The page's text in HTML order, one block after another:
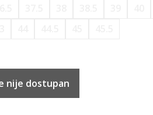
nije dostupan